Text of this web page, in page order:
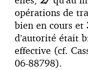
opérations de
bien en cours et
d’autorité était
effective (cf.
06-88798).